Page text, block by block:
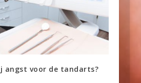
angst voor de tandarts?